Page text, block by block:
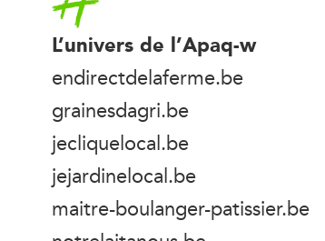
L’univers de l’Apaq-w
endirectdelaferme.be
grainesdagri.be
jecliquelocal.be
jejardinelocal.be
maitre-boulanger-patissier.be